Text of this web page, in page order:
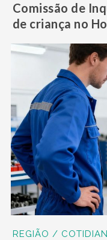
Comissão de
de criança no
REGIÃO /